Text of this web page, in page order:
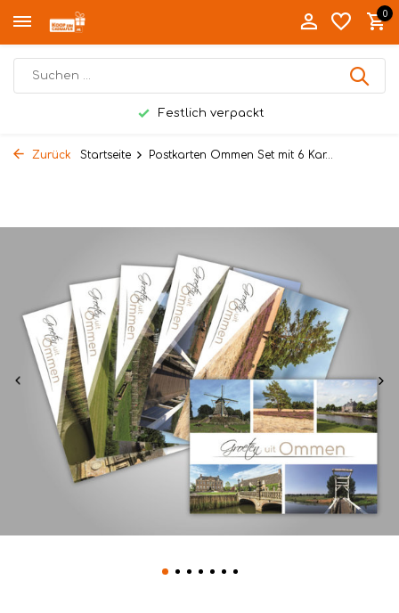
0
Festlich verpackt
Zurück Startseite Postkarten Ommen Set mit 6 Kar...